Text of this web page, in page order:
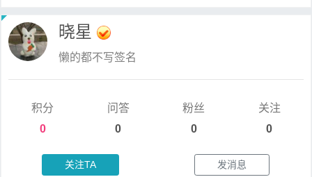
晓星
懒的都不写签名
积分
0
问答
0
粉丝
0
关注
0
关注TA 发消息